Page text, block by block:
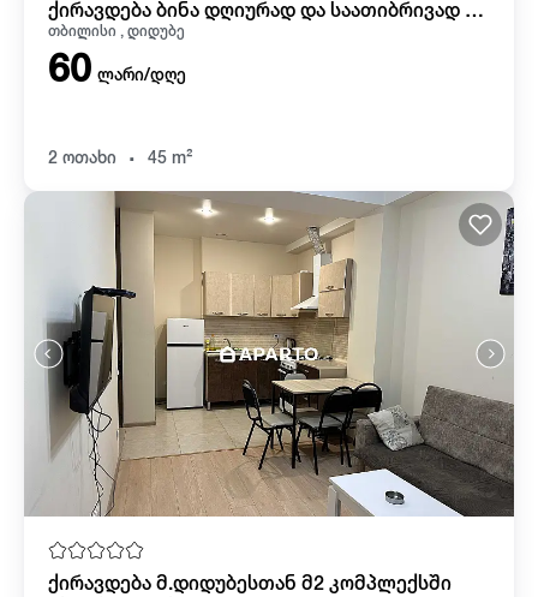
ქირავდება ბინა დღიურად და საათიბრივად დიდუბეში
თბილისი , დიდუბე
60 ლარი/დღე
2 ოთახი . 45 m²
ქირავდება მ.დიდუბესთან მ2 კომპლექსში